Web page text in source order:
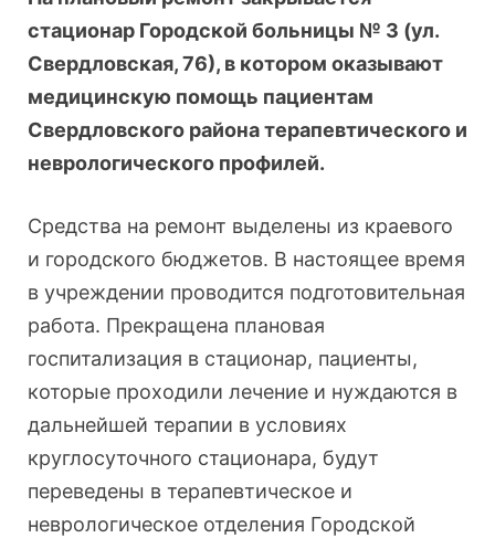
стационар Городской больницы № 3 (ул.
Свердловская, 76), в котором оказывают
медицинскую помощь пациентам
Свердловского района терапевтического и
неврологического профилей.
Средства на ремонт выделены из краевого
и городского бюджетов. В настоящее время
в учреждении проводится подготовительная
работа. Прекращена плановая
госпитализация в стационар, пациенты,
которые проходили лечение и нуждаются в
дальнейшей терапии в условиях
круглосуточного стационара, будут
переведены в терапевтическое и
неврологическое отделения Городской